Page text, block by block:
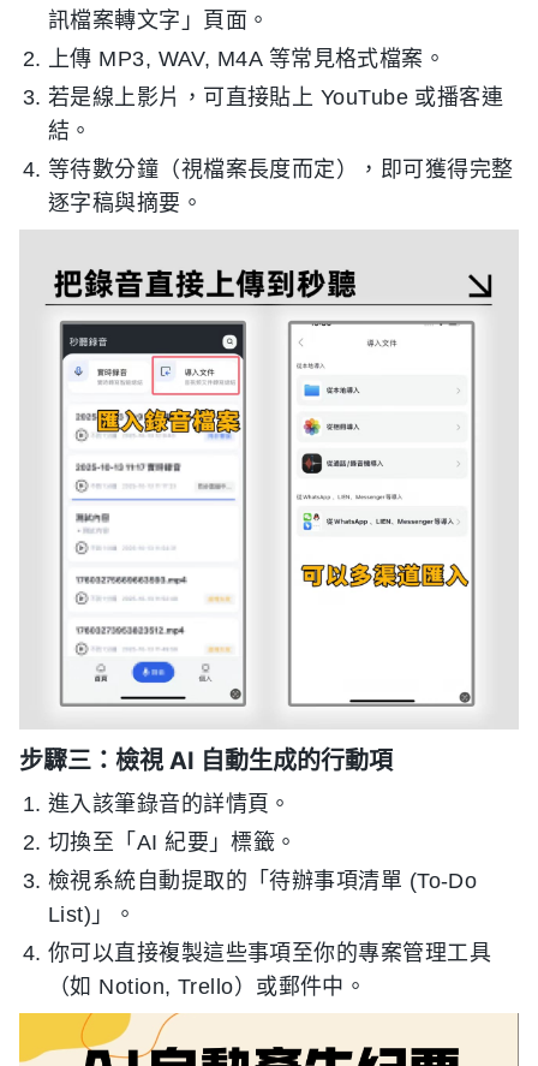
訊檔案轉文字」頁面。
上傳 MP3, WAV, M4A 等常見格式檔案。
若是線上影片，可直接貼上 YouTube 或播客連
結。
等待數分鐘（視檔案長度而定），即可獲得完整
逐字稿與摘要。
步驟三：檢視 AI 自動生成的行動項
進入該筆錄音的詳情頁。
切換至「AI 紀要」標籤。
檢視系統自動提取的「待辦事項清單 (To-Do
List)」。
你可以直接複製這些事項至你的專案管理工具
（如 Notion, Trello）或郵件中。